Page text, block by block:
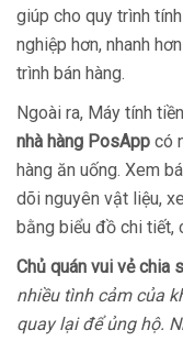
giúp cho quy trình
nghiệp hơn, nhanh
trình bán hàng.
Ngoài ra, Máy tính
nhà hàng PosApp có
hàng ăn uống. Xem
dõi nguyên vật liệu,
bằng biểu đồ chi tiết,
Chủ quán vui vẻ chia
nhiều tình cảm của
quay lại để ủng hộ.